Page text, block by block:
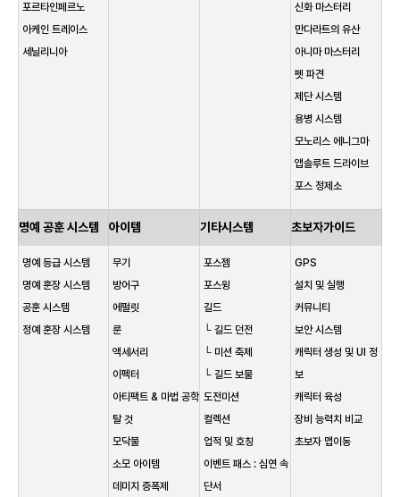
포르타인페르노
아케인 트레이스
세닐리니아
신화 마스터리
만다라트의 유산
아니마 마스터리
펫 파견
제단 시스템
용병 시스템
모노리스 에니그마
앱솔루트 드라이브
포스 정제소
명예 공훈 시스템 아이템 기타시스템 초보자가이드
명예 등급 시스템
명예 훈장 시스템
공훈 시스템
정예 훈장 시스템
무기
방어구
에펄릿
룬
액세서리
이펙터
아티팩트 & 마법 공학
탈 것
모닥불
소모 아이템
데미지 증폭제
포스젬
포스윙
길드
└ 길드 던전
└ 미션 축제
└ 길드 보물
도전미션
컬렉션
업적 및 호칭
이벤트 패스 : 심연 속
단서
GPS
설치 및 실행
커뮤니티
보안 시스템
캐릭터 생성 및 UI 정
보
캐릭터 육성
장비 능력치 비교
초보자 맵이동